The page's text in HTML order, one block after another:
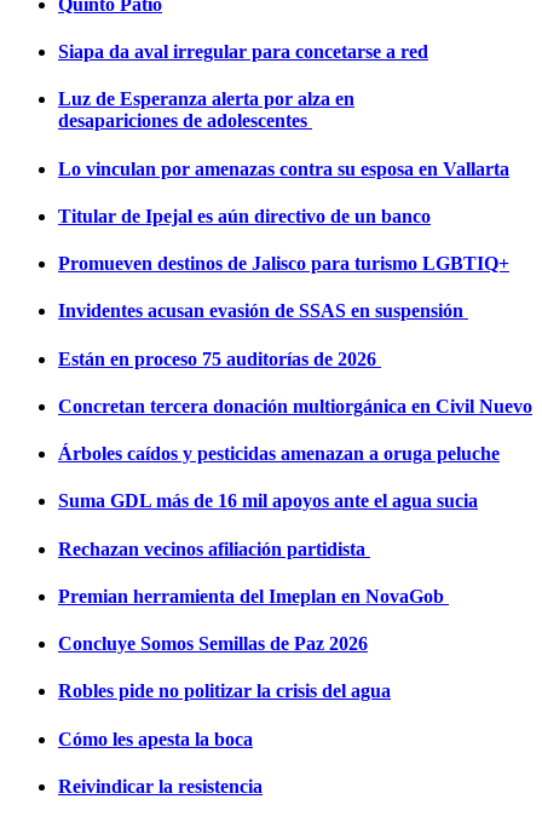
Siapa da aval irregular para concetarse a red
Luz de Esperanza alerta por alza en
desapariciones de adolescentes
Lo vinculan por amenazas contra su esposa en Vallarta
Titular de Ipejal es aún directivo de un banco
Promueven destinos de Jalisco para turismo LGBTIQ+
Invidentes acusan evasión de SSAS en suspensión
Están en proceso 75 auditorías de 2026
Concretan tercera donación multiorgánica en Civil Nuevo
Árboles caídos y pesticidas amenazan a oruga peluche
Suma GDL más de 16 mil apoyos ante el agua sucia
Rechazan vecinos afiliación partidista
Premian herramienta del Imeplan en NovaGob
Concluye Somos Semillas de Paz 2026
Robles pide no politizar la crisis del agua
Cómo les apesta la boca
Reivindicar la resistencia